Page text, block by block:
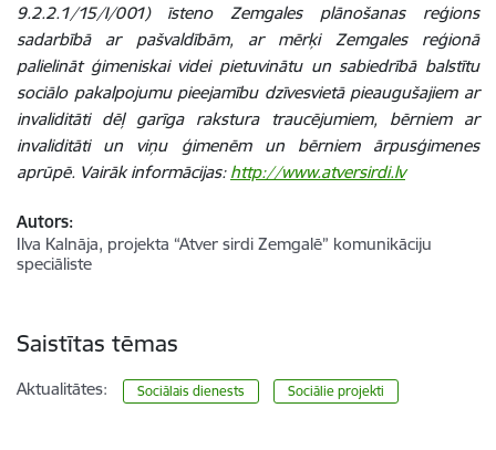
9.2.2.1/15/I/001) īsteno Zemgales plānošanas reģions
sadarbībā ar pašvaldībām, ar mērķi Zemgales reģionā
palielināt ģimeniskai videi pietuvinātu un sabiedrībā balstītu
sociālo pakalpojumu pieejamību dzīvesvietā pieaugušajiem ar
invaliditāti dēļ garīga rakstura traucējumiem, bērniem ar
invaliditāti un viņu ģimenēm un bērniem ārpusģimenes
aprūpē. Vairāk informācijas: http://www.atversirdi.lv
Autors:
Ilva Kalnāja, projekta “Atver sirdi Zemgalē” komunikāciju
speciāliste
Saistītas tēmas
Aktualitātes: Sociālais dienests Sociālie projekti